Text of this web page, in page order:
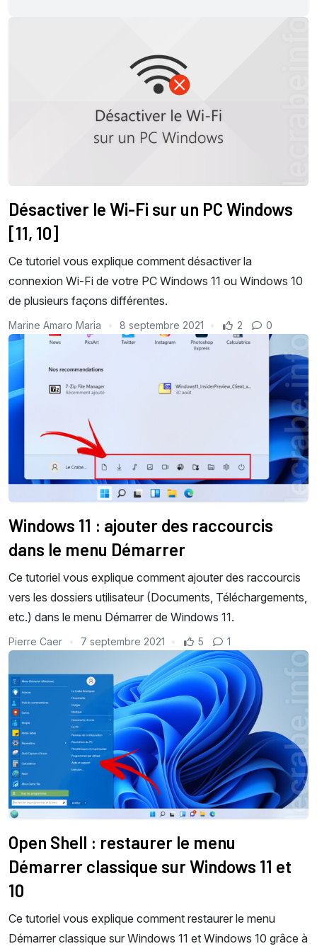
Désactiver le Wi-Fi sur un PC Windows
[11, 10]
Ce tutoriel vous explique comment désactiver la
connexion Wi-Fi de votre PC Windows 11 ou Windows 10
de plusieurs façons différentes.
Marine Amaro Maria 8 septembre 2021 2 0
Windows 11 : ajouter des raccourcis
dans le menu Démarrer
Ce tutoriel vous explique comment ajouter des raccourcis
vers les dossiers utilisateur (Documents, Téléchargements,
etc.) dans le menu Démarrer de Windows 11.
Pierre Caer 7 septembre 2021 5 1
Open Shell : restaurer le menu
Démarrer classique sur Windows 11 et
10
Ce tutoriel vous explique comment restaurer le menu
Démarrer classique sur Windows 11 et Windows 10 grâce à